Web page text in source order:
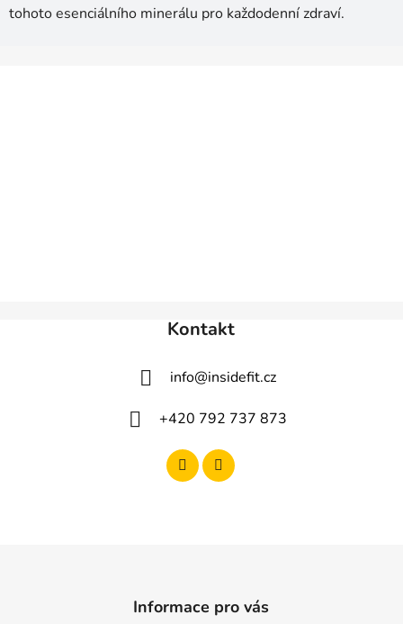
tohoto esenciálního minerálu pro každodenní zdraví.
Kontakt
info@insidefit.cz
+420 792 737 873
Informace pro vás